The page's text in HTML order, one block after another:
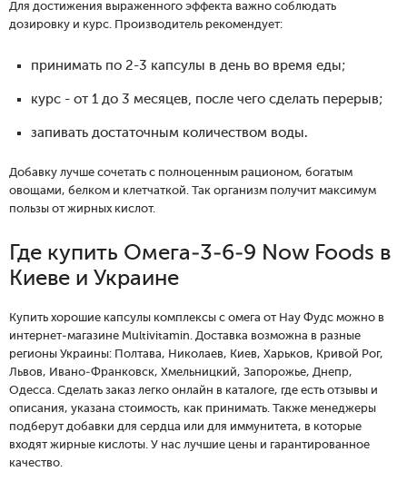
Для достижения выраженного эффекта важно соблюдать
дозировку и курс. Производитель рекомендует:
принимать по 2-3 капсулы в день во время еды;
курс - от 1 до 3 месяцев, после чего сделать перерыв;
запивать достаточным количеством воды.
Добавку лучше сочетать с полноценным рационом, богатым
овощами, белком и клетчаткой. Так организм получит максимум
пользы от жирных кислот.
Где купить Омега-3-6-9 Now Foods в
Киеве и Украине
Купить хорошие капсулы комплексы с омега от Нау Фудс можно в
интернет-магазине Multivitamin. Доставка возможна в разные
регионы Украины: Полтава, Николаев, Киев, Харьков, Кривой Рог,
Львов, Ивано-Франковск, Хмельницкий, Запорожье, Днепр,
Одесса. Сделать заказ легко онлайн в каталоге, где есть отзывы и
описания, указана стоимость, как принимать. Также менеджеры
подберут добавки для сердца или для иммунитета, в которые
входят жирные кислоты. У нас лучшие цены и гарантированное
качество.